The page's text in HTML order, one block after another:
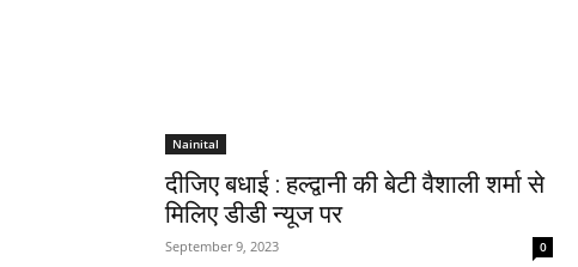
Nainital
दीजिए बधाई : हल्द्वानी की बेटी वैशाली शर्मा से
मिलिए डीडी न्यूज पर
September 9, 2023 0